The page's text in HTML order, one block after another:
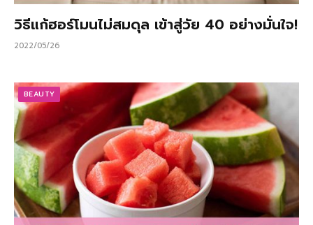
วิธีแก้ฮอร์โมนไม่สมดุล เข้าสู่วัย 40 อย่างมั่นใจ!
2022/05/26
BEAUTY